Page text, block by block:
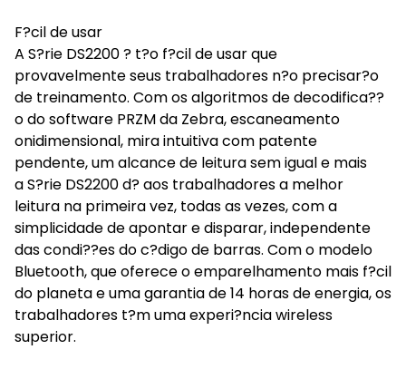
F?cil de usar
A S?rie DS2200 ? t?o f?cil de usar que
provavelmente seus trabalhadores n?o precisar?o
de treinamento. Com os algoritmos de decodifica??
o do software PRZM da Zebra, escaneamento
onidimensional, mira intuitiva com patente
pendente, um alcance de leitura sem igual e mais
a S?rie DS2200 d? aos trabalhadores a melhor
leitura na primeira vez, todas as vezes, com a
simplicidade de apontar e disparar, independente
das condi??es do c?digo de barras. Com o modelo
Bluetooth, que oferece o emparelhamento mais f?cil
do planeta e uma garantia de 14 horas de energia, os
trabalhadores t?m uma experi?ncia wireless
superior.